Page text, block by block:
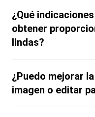
¿Qué
obtener
lindas?
¿Puedo mejorar
imagen o editar